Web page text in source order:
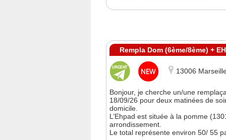
Rempla Dom (6ème/8ème) +
13006
Bonjour, je cherche un/une
18/09/26 pour deux matinées de
domicile.
L’Ehpad est située à la pomme
arrondissement.
Le total représente environ 50/ 55